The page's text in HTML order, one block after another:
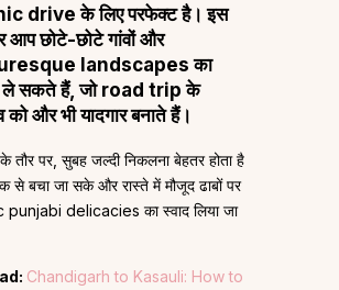
drive के लिए परफेक्ट है। इस
आप छोटे-छोटे गांवों और
landscapes का
सकते हैं, जो road trip के
और भी यादगार बनाते हैं।
तौर पर, सुबह जल्दी निकलना बेहतर होता है
से बचा जा सके और रास्ते में मौजूद ढाबों पर
delicacies का स्वाद लिया जा
Chandigarh to Kasauli: How to